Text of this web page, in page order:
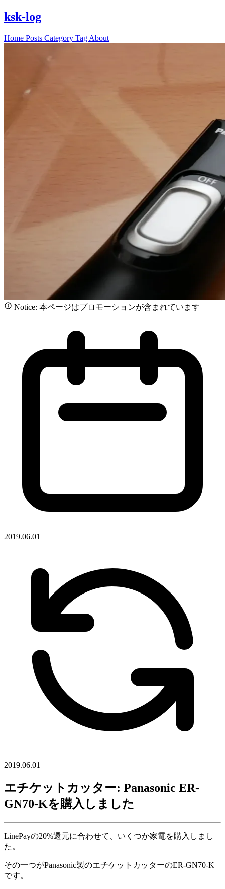
ksk-log
Home Posts Category Tag About
Notice: 本ページはプロモーションが含まれています
2019.06.01
2019.06.01
エチケットカッター: Panasonic ER-
GN70-Kを購入しました
LinePayの20%還元に合わせて、いくつか家電を購入しまし
た。
その一つがPanasonic製のエチケットカッターのER-GN70-K
です。